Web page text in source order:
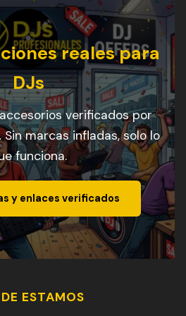
reales para
DJs
verificados por
marcas infladas, solo lo
funciona.
y enlaces verificados
ESTAMOS